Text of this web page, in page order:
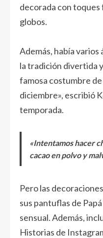
decorada con toques
globos.
Además, había
la tradición divertida
famosa costumbre de
diciembre», escribió
temporada.
«Intentamos hacer
cacao en polvo y
Pero las
sus pantuflas de
sensual. Además,
Historias de